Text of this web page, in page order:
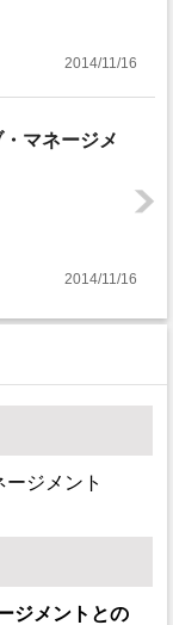
2014/11/16
マネージメ
2014/11/16
ジメント
ジメント との